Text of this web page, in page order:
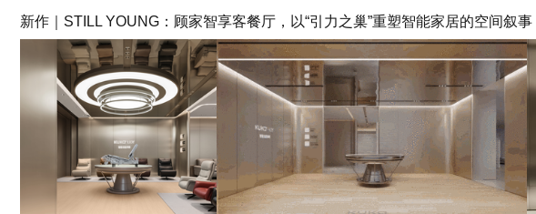
新作｜STILL YOUNG：顾家智享客餐厅，以“引力之巢”重塑智能家居的空间叙事